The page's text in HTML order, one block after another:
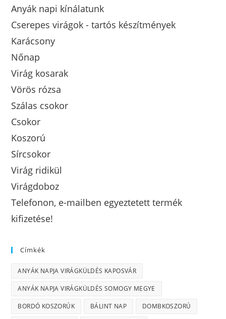
Anyák napi kínálatunk
Cserepes virágok - tartós készítmények
Karácsony
Nőnap
Virág kosarak
Vörös rózsa
Szálas csokor
Csokor
Koszorú
Sírcsokor
Virág ridikül
Virágdoboz
Telefonon, e-mailben egyeztetett termék
kifizetése!
Címkék
ANYÁK NAPJA VIRÁGKÜLDÉS KAPOSVÁR
ANYÁK NAPJA VIRÁGKÜLDÉS SOMOGY MEGYE
BORDÓ KOSZORÚK BÁLINT NAP DOMBKOSZORÚ